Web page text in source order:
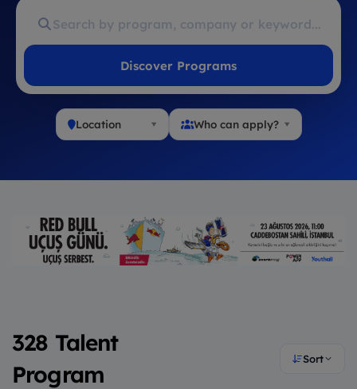
Discover Programs
Location Who can apply?
328 Talent
Program
Sort